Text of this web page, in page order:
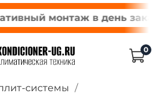
монтаж в день заказа*
0
системы